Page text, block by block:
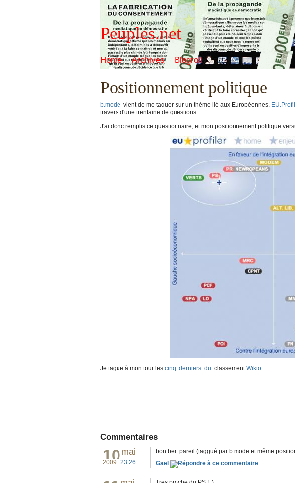
Peuples.net
Home Archives Blogroll
Positionnement politique
b.mode vient de me taguer sur un thème lié aux Européennes.
travers d'une trentaine de questions.
J'ai donc remplis ce questionnaire, et mon positionnement politique
Je tague à mon tour les cinq derniers du classementWikio .
Commentaires
10 mai
2009 23:26
bon ben pareil (taggué par b.mode et même
Gaël